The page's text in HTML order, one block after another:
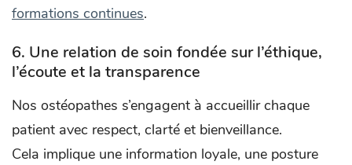
formations continues.
6. Une relation de soin fondée sur l’éthique,
l’écoute et la transparence
Nos ostéopathes s’engagent à accueillir chaque
patient avec respect, clarté et bienveillance.
Cela implique une information loyale, une posture